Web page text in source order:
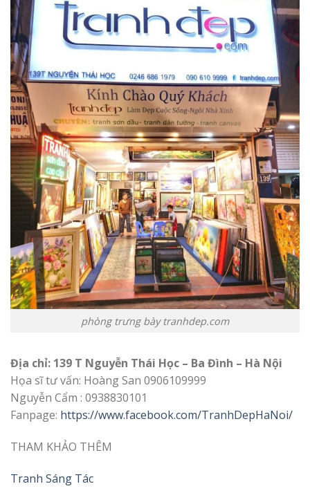
phòng trưng bày tranhdep.com
Địa chỉ: 139 T Nguyễn Thái Học – Ba Đình – Hà Nội
Họa sĩ tư vấn: Hoàng San 0906109999
Nguyễn Cẩm : 0938830101
Fanpage: https://www.facebook.com/TranhDepHaNoi/
THAM KHẢO THÊM
Tranh Sáng Tác